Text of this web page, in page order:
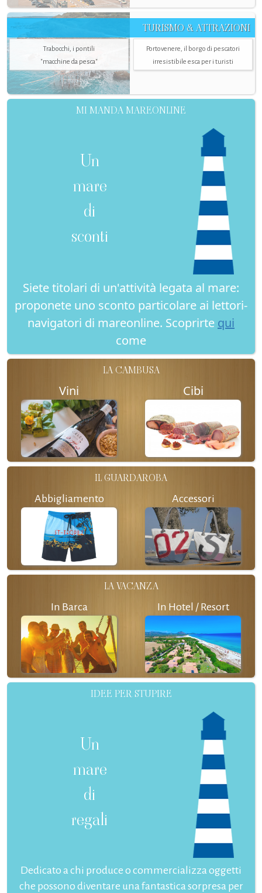
TURISMO & ATTRAZIONI
Trabocchi, i pontili
"macchine da pesca"
Portovenere, il borgo di pescatori
irresistibile esca per i turisti
MI MANDA MAREONLINE
Un
mare
di
sconti
Siete titolari di un'attività legata al mare:
proponete uno sconto particolare ai lettori-
navigatori di mareonline. Scoprirte qui
come
LA CAMBUSA
Vini Cibi
IL GUARDAROBA
Abbigliamento Accessori
LA VACANZA
In Barca In Hotel / Resort
IDEE PER STUPIRE
Un
mare
di
regali
Dedicato a chi produce o commercializza oggetti
che possono diventare una fantastica sorpresa per